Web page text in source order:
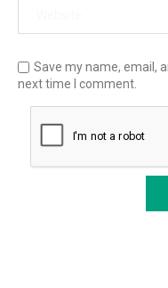
Save my name, email,
next time I comment.